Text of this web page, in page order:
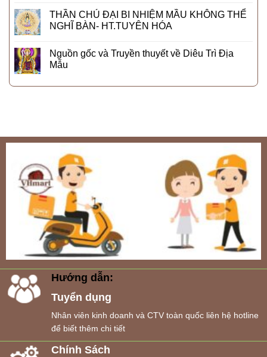
THẦN CHÚ ĐẠI BI NHIỆM MẦU KHÔNG THỂ
NGHĨ BÀN- HT.TUYÊN HÓA
Nguồn gốc và Truyền thuyết về Diêu Trì Địa
Mẫu
Hướng dẫn:
Tuyển dụng
Nhân viên kinh doanh và CTV toàn quốc liên hệ hotline
để biết thêm chi tiết
Chính Sách